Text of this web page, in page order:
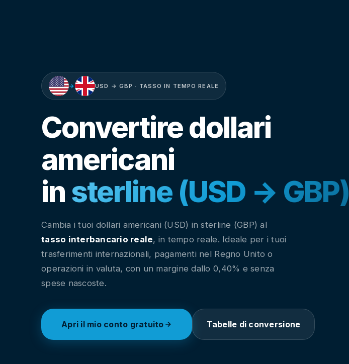
→ USD → GBP · TASSO IN TEMPO REALE
Convertire dollari
americani
in sterline (USD → GBP)
Cambia i tuoi dollari americani (USD) in sterline (GBP) al
tasso interbancario reale, in tempo reale. Ideale per i tuoi
trasferimenti internazionali, pagamenti nel Regno Unito o
operazioni in valuta, con un margine dallo 0,40% e senza
spese nascoste.
Apri il mio conto gratuito Tabelle di conversione